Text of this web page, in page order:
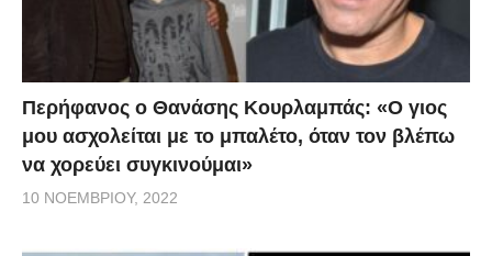
Περήφανος ο Θανάσης Κουρλαμπάς: «Ο γιος
μου ασχολείται με το μπαλέτο, όταν τον βλέπω
να χορεύει συγκινούμαι»
10 ΝΟΕΜΒΡΊΟΥ, 2022